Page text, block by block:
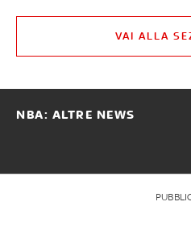
VAI ALLA
NBA: ALTRE NEWS